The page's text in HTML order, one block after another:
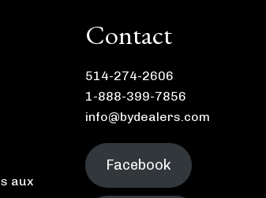
aux
Contact
514-274-2606
1-888-399-7856
info@bydealers.com
Facebook